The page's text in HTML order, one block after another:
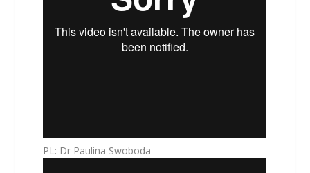
PL: Dr Paulina Swoboda